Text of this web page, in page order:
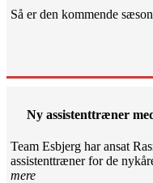
Så er den kommende
Ny assistenttræner
Team Esbjerg har ansat
assistenttræner for de
mere